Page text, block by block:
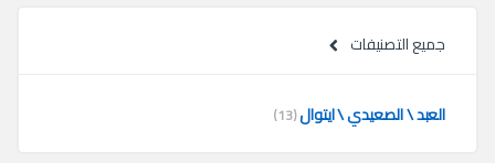
جميع التصنيفات
العبد \ الصعيدي \ ايتوال(13)